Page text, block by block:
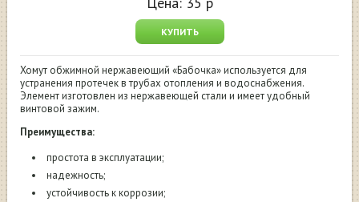
КУПИТЬ
Хомут обжимной нержавеющий «Бабочка» используется для
устранения протечек в трубах отопления и водоснабжения.
Элемент изготовлен из нержавеющей стали и имеет удобный
винтовой зажим.
Преимущества:
простота в эксплуатации;
надежность;
устойчивость к коррозии;